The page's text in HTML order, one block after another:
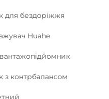
для бездоріжжя
Huahe
з контрбалансом